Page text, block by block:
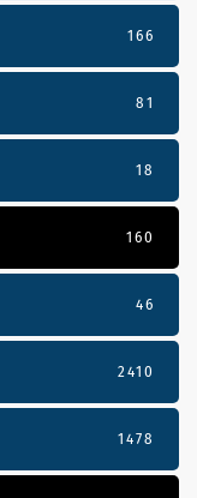
166
81
18
160
46
2410
1478